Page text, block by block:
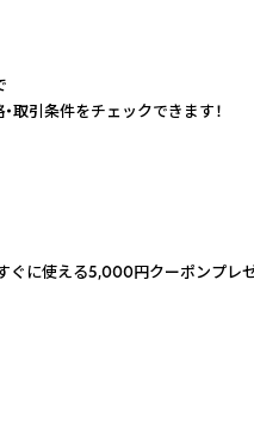
取引条件をチェックできます！
ぐに使える5,000円クーポンプレ